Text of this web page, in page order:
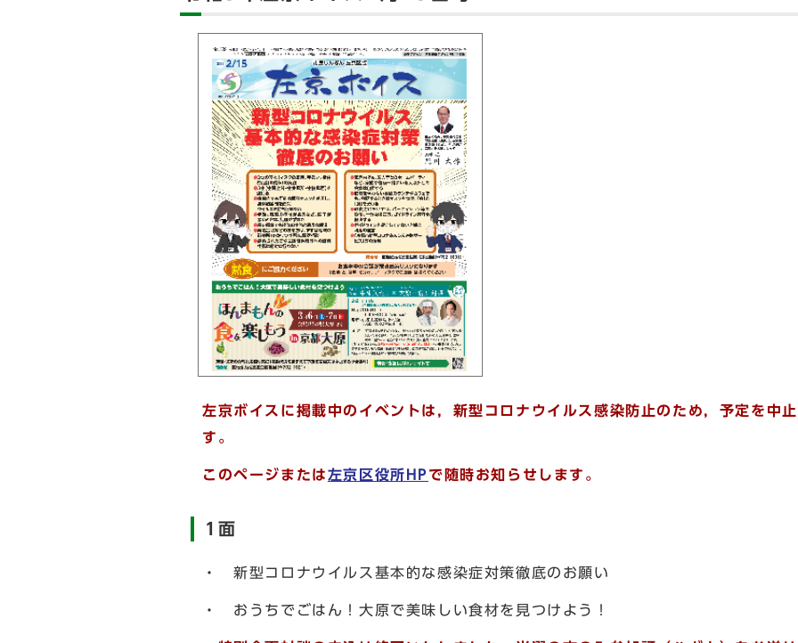
左京ボイスに掲載中のイベントは，新型コロナウイルス感染防止のため，予定を中
す。
このページまたは左京区役所HPで随時お知らせします。
1面
・ 新型コロナウイルス基本的な感染症対策徹底のお願い
・ おうちでごはん！大原で美味しい食材を見つけよう！